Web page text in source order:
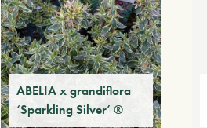
ABELIA x grandiflora
‘Sparkling Silver’ ®